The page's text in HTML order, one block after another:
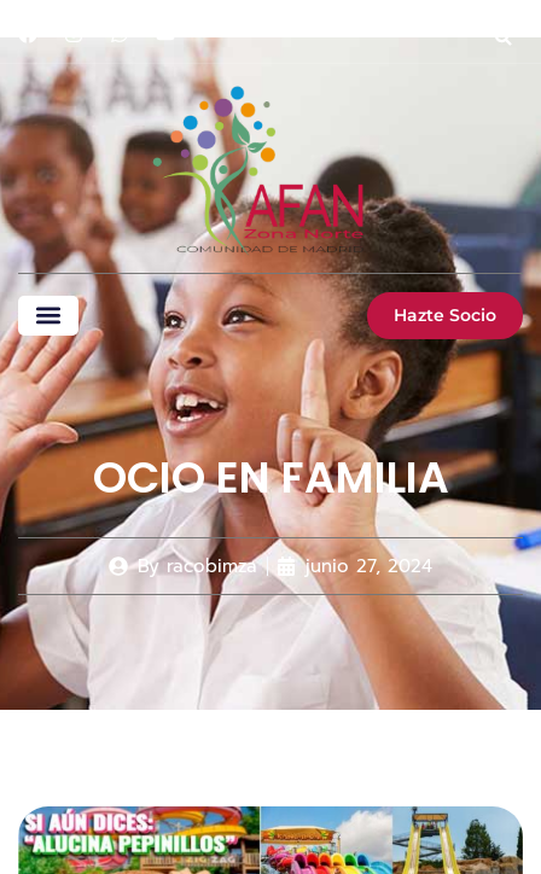
Hazte Socio
OCIO EN FAMILIA
Byracobimza junio 27, 2024